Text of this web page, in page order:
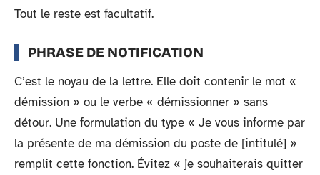
Tout le reste est facultatif.
PHRASE DE NOTIFICATION
C’est le noyau de la lettre. Elle doit contenir le mot «
démission » ou le verbe « démissionner » sans
détour. Une formulation du type « Je vous informe par
la présente de ma démission du poste de [intitulé] »
remplit cette fonction. Évitez « je souhaiterais quitter